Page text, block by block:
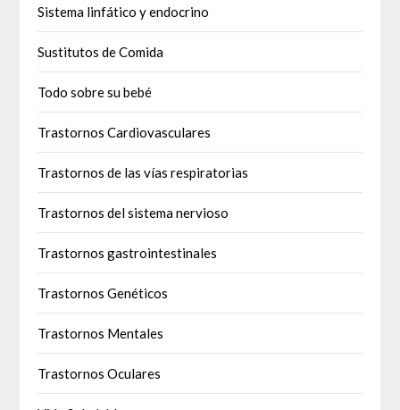
Sistema linfático y endocrino
Sustitutos de Comida
Todo sobre su bebé
Trastornos Cardiovasculares
Trastornos de las vías respiratorias
Trastornos del sistema nervioso
Trastornos gastrointestinales
Trastornos Genéticos
Trastornos Mentales
Trastornos Oculares